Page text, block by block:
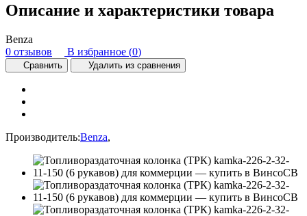
Описание и характеристики товара
Benza
0 отзывов
В избранное (0)
Сравнить Удалить из сравнения
Производитель:Benza,